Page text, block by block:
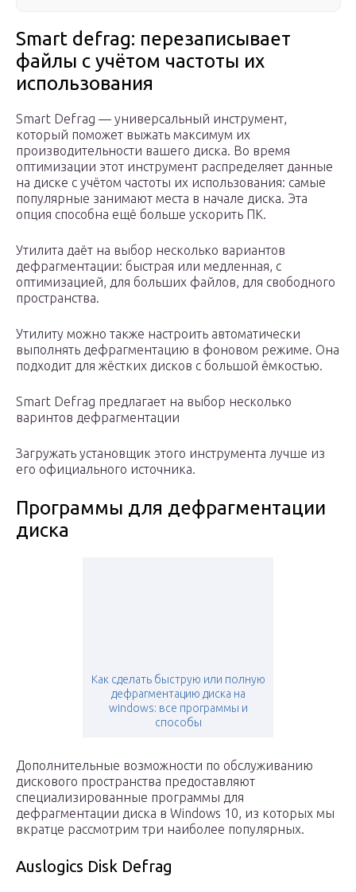
Smart defrag: перезаписывает
файлы с учётом частоты их
использования
Smart Defrag — универсальный инструмент,
который поможет выжать максимум их
производительности вашего диска. Во время
оптимизации этот инструмент распределяет данные
на диске с учётом частоты их использования: самые
популярные занимают места в начале диска. Эта
опция способна ещё больше ускорить ПК.
Утилита даёт на выбор несколько вариантов
дефрагментации: быстрая или медленная, с
оптимизацией, для больших файлов, для свободного
пространства.
Утилиту можно также настроить автоматически
выполнять дефрагментацию в фоновом режиме. Она
подходит для жёстких дисков с большой ёмкостью.
Smart Defrag предлагает на выбор несколько
варинтов дефрагментации
Загружать установщик этого инструмента лучше из
его официального источника.
Программы для дефрагментации
диска
Как сделать быструю или полную
дефрагментацию диска на
windows: все программы и
способы
Дополнительные возможности по обслуживанию
дискового пространства предоставляют
специализированные программы для
дефрагментации диска в Windows 10, из которых мы
вкратце рассмотрим три наиболее популярных.
Auslogics Disk Defrag